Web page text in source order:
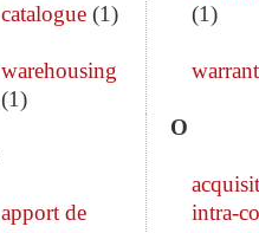
catalogue(1)
warehousing
(1)
apport de
(1)
warrant
O
intra-